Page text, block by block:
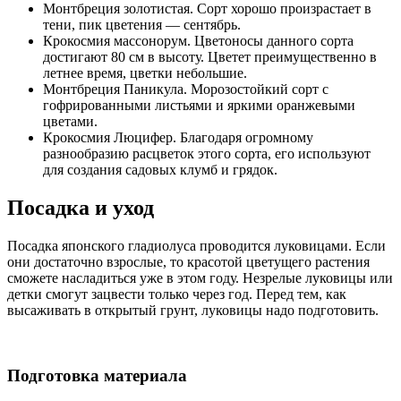
Монтбреция золотистая. Сорт хорошо произрастает в
тени, пик цветения — сентябрь.
Крокосмия массонорум. Цветоносы данного сорта
достигают 80 см в высоту. Цветет преимущественно в
летнее время, цветки небольшие.
Монтбреция Паникула. Морозостойкий сорт с
гофрированными листьями и яркими оранжевыми
цветами.
Крокосмия Люцифер. Благодаря огромному
разнообразию расцветок этого сорта, его используют
для создания садовых клумб и грядок.
Посадка и уход
Посадка японского гладиолуса проводится луковицами. Если
они достаточно взрослые, то красотой цветущего растения
сможете насладиться уже в этом году. Незрелые луковицы или
детки смогут зацвести только через год. Перед тем, как
высаживать в открытый грунт, луковицы надо подготовить.
Подготовка материала